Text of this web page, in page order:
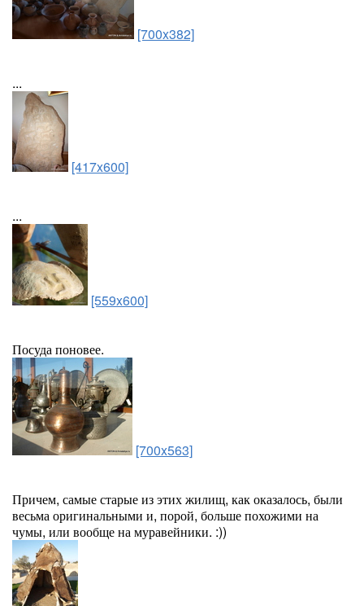
[700x382]
...
[417x600]
...
[559x600]
Посуда поновее.
[700x563]
Причем, самые старые из этих жилищ, как оказалось, были
весьма оригинальными и, порой, больше похожими на
чумы, или вообще на муравейники. :))